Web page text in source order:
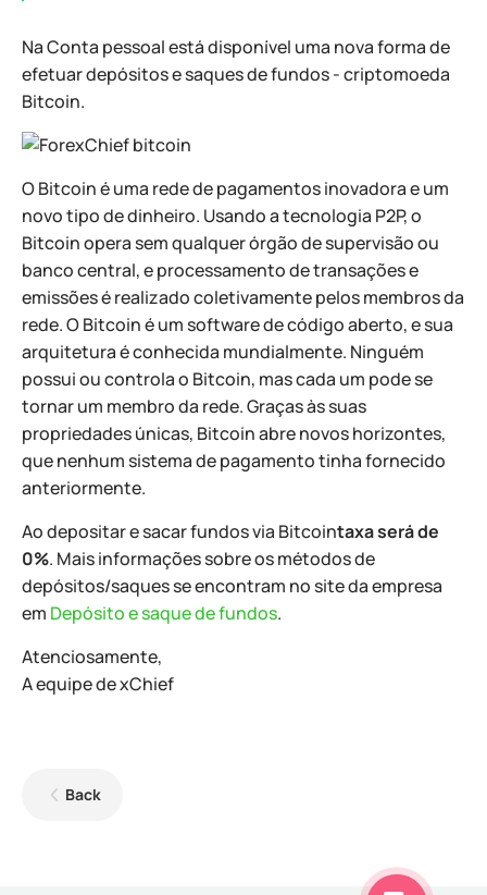
Na Conta pessoal está disponível uma nova forma de
efetuar depósitos e saques de fundos - criptomoeda
Bitcoin.
O Bitcoin é uma rede de pagamentos inovadora e um
novo tipo de dinheiro. Usando a tecnologia P2P, o
Bitcoin opera sem qualquer órgão de supervisão ou
banco central, e processamento de transações e
emissões é realizado coletivamente pelos membros da
rede. O Bitcoin é um software de código aberto, e sua
arquitetura é conhecida mundialmente. Ninguém
possui ou controla o Bitcoin, mas cada um pode se
tornar um membro da rede. Graças às suas
propriedades únicas, Bitcoin abre novos horizontes,
que nenhum sistema de pagamento tinha fornecido
anteriormente.
Ao depositar e sacar fundos via Bitcointaxa será de
0%. Mais informações sobre os métodos de
depósitos/saques se encontram no site da empresa
em Depósito e saque de fundos.
Atenciosamente,
A equipe de xChief
Back